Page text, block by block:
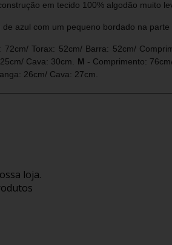
em tecido 100% algodão muito
azul com um pequeno bordado na
72cm/ Torax: 52cm/ Barra: 52cm/
Cava: 30cm. M - Comprimento:
26cm/ Cava: 27cm.
loja.